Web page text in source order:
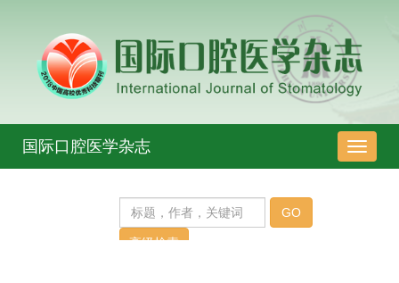
导
航
国际口腔医学杂志